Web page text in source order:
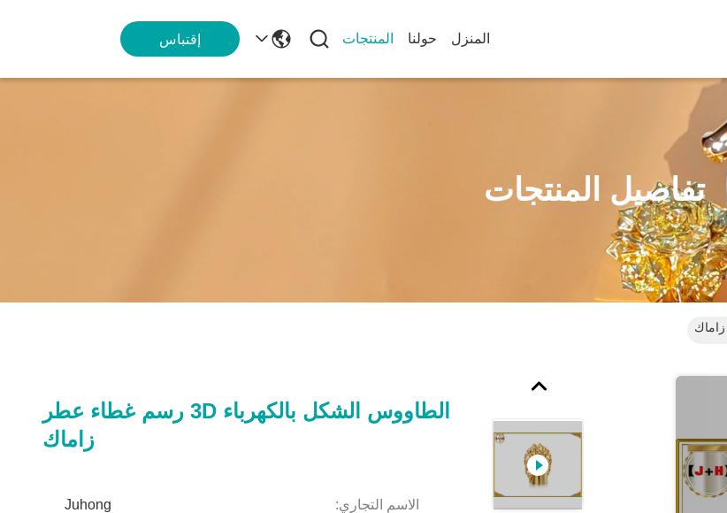
المنزل حولنا المنتجات إقتباس
تفاصيل المنتجات
الطاووس الشكل بالكهرباء 3D رسم غطاء عطر
زاماك
الاسم التجاري: Juhong